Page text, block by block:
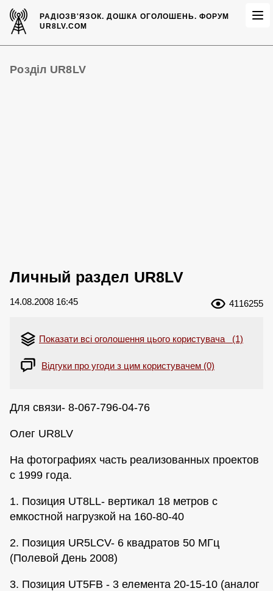
РАДІОЗВ'ЯЗОК.ДОШКА ОГОЛОШЕНЬ. ФОРУМ
UR8LV.COM
Розділ UR8LV
Личный раздел UR8LV
14.08.2008 16:45 4116255
Показати всі оголошення цього користувача (1)
Відгуки про угоди з цим користувачем (0)
Для связи- 8-067-796-04-76
Олег UR8LV
На фотографиях часть реализованных проектов
с 1999 года.
1. Позиция UT8LL- вертикал 18 метров с
емкостной нагрузкой на 160-80-40
2. Позиция UR5LCV- 6 квадратов 50 МГц
(Полевой День 2008)
3. Позиция UT5FB - 3 елемента 20-15-10 (аналог